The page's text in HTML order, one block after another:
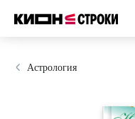
Астрология